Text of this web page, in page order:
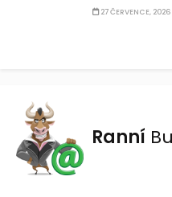
27 ČERVENCE, 2026
Ranní